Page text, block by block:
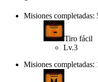
Misiones completadas:
Tiro fácil
Lv.3
Misiones completadas: